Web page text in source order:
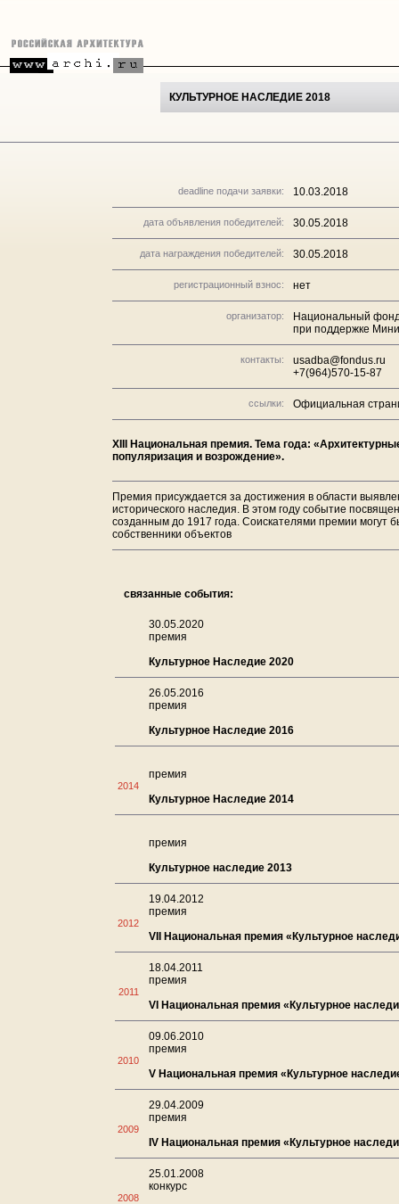
КУЛЬТУРНОЕ НАСЛЕДИЕ 2018
deadline подачи заявки: 10.03.2018
дата объявления победителей: 30.05.2018
дата награждения победителей: 30.05.2018
регистрационный взнос: нет
организатор:
Национальный
при поддержке
контакты:
usadba@fondus.ru
+7(964)570-15-87
ссылки: Официальная
XIII Национальная премия. Тема года:
популяризация и возрождение».
Премия присуждается за достижения в области
исторического наследия. В этом году событие
созданным до 1917 года. Соискателями премии могут
собственники объектов
связанные события:
30.05.2020
премия
Культурное Наследие 2020
26.05.2016
премия
Культурное Наследие 2016
2014
премия
Культурное Наследие 2014
премия
Культурное наследие 2013
2012
19.04.2012
премия
VII Национальная премия «Культурное
2011
18.04.2011
премия
VI Национальная премия «Культурное
2010
09.06.2010
премия
V Национальная премия «Культурное
2009
29.04.2009
премия
IV Национальная премия «Культурное
2008
25.01.2008
конкурс